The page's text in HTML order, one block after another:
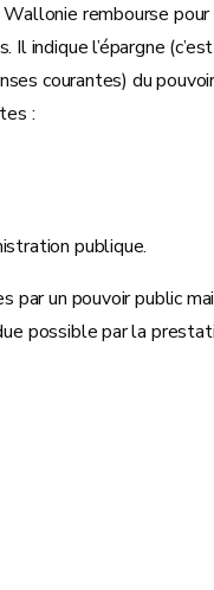
rembourse
indique l’épargne
courantes) du
:
publique.
un pouvoir public
possible par la